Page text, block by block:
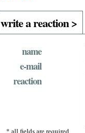
write a reaction >
name
e-mail
reaction
* all fields are required